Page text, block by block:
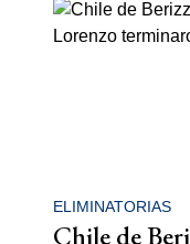
ELIMINATORIAS
Chile de